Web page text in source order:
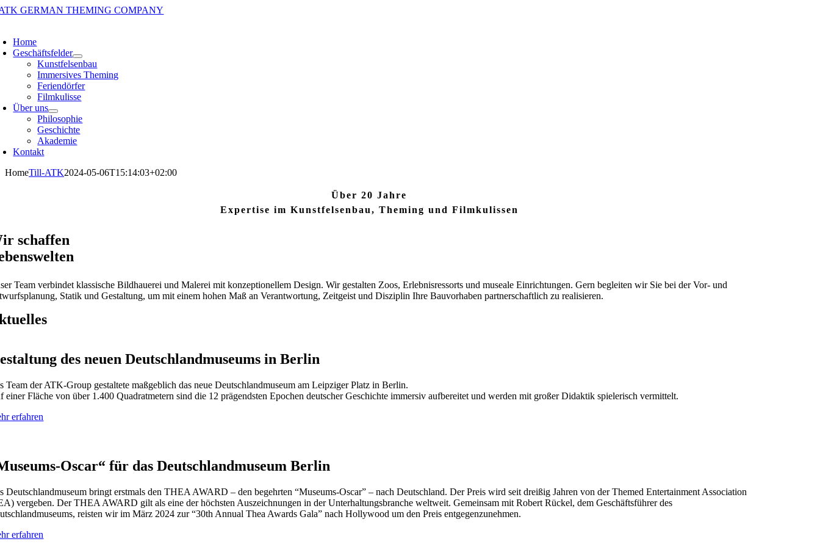
Zum
Home
Geschäftsfelder
Kunstfelsenbau
Immersives Theming
Feriendörfer
Filmkulisse
Über uns
Philosophie
Geschichte
Akademie
Kontakt
HomeTill-ATK2024-05-06T15:14:03+02:00
Über 20 Jahre
Expertise im Kunstfelsenbau, Theming und Filmkulissen
schaffen
Team verbindet klassische Bildhauerei und Malerei mit konzeptionellem Design. Wir gestalten Zoos, Erlebnisressorts und museale Einrichtungen. Gern begleiten wir Sie bei der Vor- und
Statik und Gestaltung, um mit einem hohen Maß an Verantwortung, Zeitgeist und Disziplin Ihre Bauvorhaben partnerschaftlich zu realisieren.
des neuen Deutschlandmuseums in Berlin
Team der ATK-Group gestaltete maßgeblich das neue Deutschlandmuseum am Leipziger Platz in Berlin.
einer Fläche von über 1.400 Quadratmetern sind die 12 prägendsten Epochen deutscher Geschichte immersiv aufbereitet und werden mit großer Didaktik spielerisch vermittelt.
erfahren
Oscar“ für das Deutschlandmuseum Berlin
Deutschlandmuseum bringt erstmals den THEA AWARD – den begehrten “Museums-Oscar” – nach Deutschland. Der Preis wird seit dreißig Jahren von der Themed Entertainment Association
vergeben. Der THEA AWARD gilt als eine der höchsten Auszeichnungen in der Unterhaltungsbranche weltweit. Gemeinsam mit Robert Rückel, dem Geschäftsführer des
reisten wir im März 2024 zur “30th Annual Thea Awards Gala” nach Hollywood um den Preis entgegenzunehmen.
erfahren